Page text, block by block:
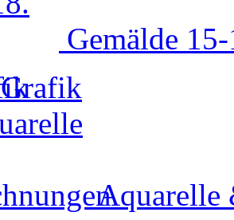
Gemälde
Grafik
Aquarelle